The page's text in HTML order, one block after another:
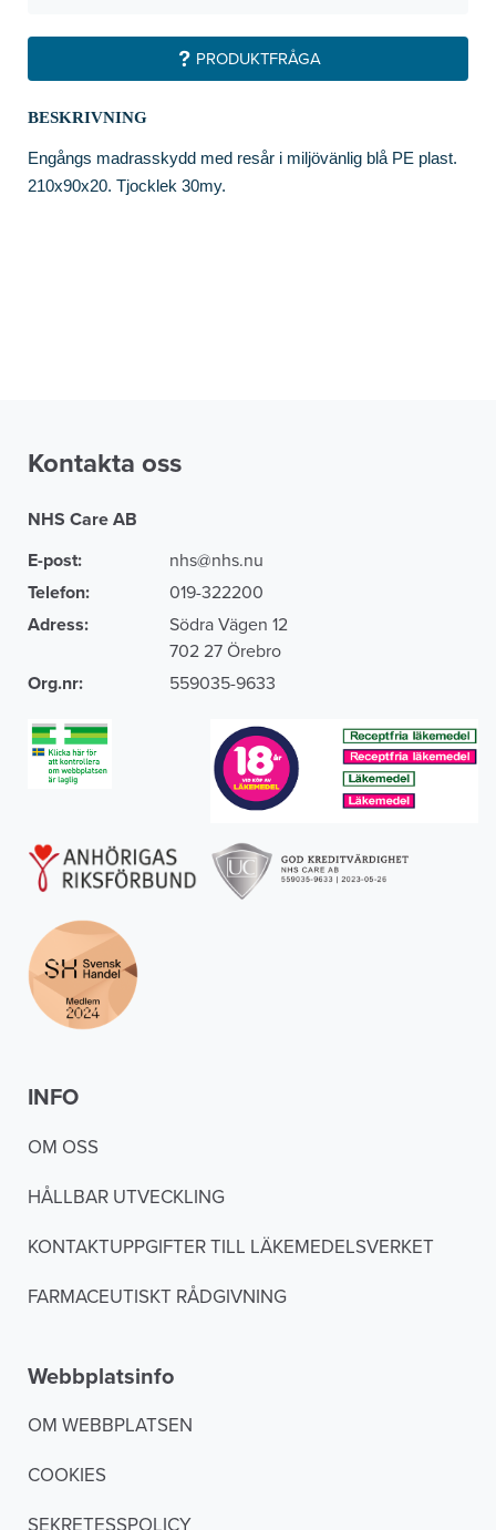
PRODUKTFRÅGA
BESKRIVNING
Engångs madrasskydd med resår i miljövänlig blå PE plast.
210x90x20. Tjocklek 30my.
Kontakta oss
NHS Care AB
E-post:
nhs@nhs.nu
Telefon:
019-322200
Adress:
Södra Vägen 12
702 27 Örebro
Org.nr:
559035-9633
INFO
OM OSS
HÅLLBAR UTVECKLING
KONTAKTUPPGIFTER TILL LÄKEMEDELSVERKET
FARMACEUTISKT RÅDGIVNING
Webbplatsinfo
OM WEBBPLATSEN
COOKIES